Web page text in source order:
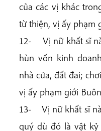
của các vị khác
từ thiện, vị ấy phạm
12- Vị nữ khất sĩ
hùn vốn kinh
nhà cửa, đất đai;
vị ấy phạm giới
13- Vị nữ khất sĩ
quý dù đó là vật kỷ